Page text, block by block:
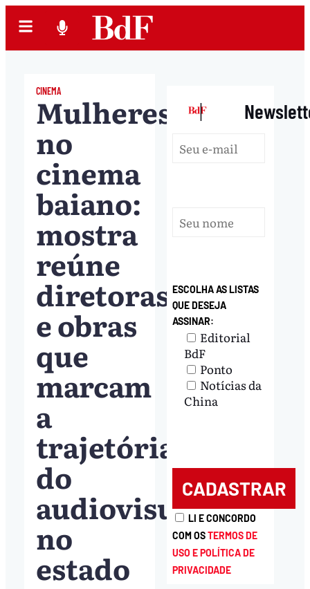
CINEMA
Mulheres
no
cinema
baiano:
mostra
reúne
diretoras
e obras
que
marcam
a
trajetória
do
audiovisual
no
estado
|
ESCOLHA AS LISTAS
QUE DESEJA
ASSINAR:
Editorial
BdF
Ponto
Notícias da
China
LI E CONCORDO
COM OSTERMOS DE
USO E POLÍTICA DE
PRIVACIDADE